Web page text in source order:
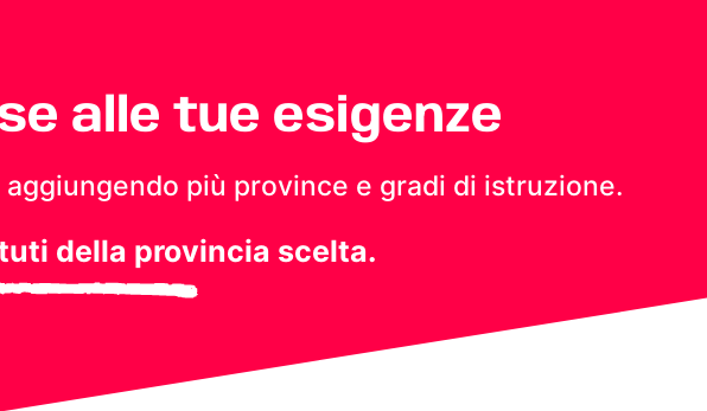
alle tue esigenze
più province e gradi di istruzione.
della provincia scelta.